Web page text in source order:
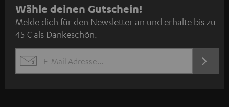
N
e
w
s
l
Wähle deinen Gutschein!
Melde dich für den Newsletter an und erhalte bis zu
45 € als Dankeschön.
EMAIL
JETZT